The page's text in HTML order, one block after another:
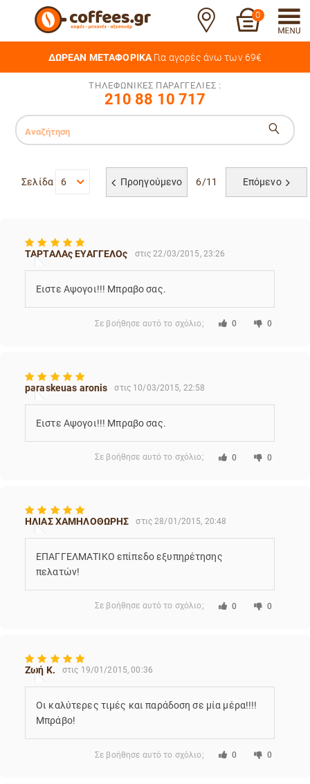
0
ΔΩΡΕΑΝ ΜΕΤΑΦΟΡΙΚΑ Για αγορές άνω των 69€
ΤΗΛΕΦΩΝΙΚΕΣ ΠΑΡΑΓΓΕΛΙΕΣ :
210 88 10 717
Σελίδα 6 Προηγούμενο 6/11 Επόμενο
TAΡΤΑΛΑς ΕΥΑΓΓΕΛΟς στις 22/03/2015, 23:26
Ειστε Αψογοι!!! Μπραβο σας.
Σε βοήθησε αυτό το σχόλιο; 0 0
paraskeuas aronis στις 10/03/2015, 22:58
Ειστε Αψογοι!!! Μπραβο σας.
Σε βοήθησε αυτό το σχόλιο; 0 0
ΗΛΙΑΣ ΧΑΜΗΛΟΘΩΡΗΣ στις 28/01/2015, 20:48
ΕΠΑΓΓΕΛΜΑΤΙΚΟ επίπεδο εξυπηρέτησης
πελατών!
Σε βοήθησε αυτό το σχόλιο; 0 0
Ζωή Κ. στις 19/01/2015, 00:36
Οι καλύτερες τιμές και παράδοση σε μία μέρα!!!!
Μπράβο!
Σε βοήθησε αυτό το σχόλιο; 0 0